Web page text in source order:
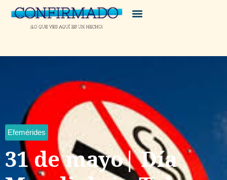
Efemérides
31 de mayo| Día